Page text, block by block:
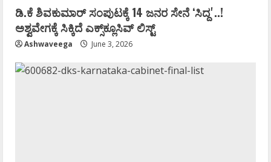
ಡಿ.ಕೆ ಶಿವಕುಮಾರ್‌ ಸಂಪುಟಕ್ಕೆ 14 ಜನರ ಸೇನೆ ʻಸಿದ್ದʼ..!
ಅಶ್ವವೇಗಕ್ಕೆ ಸಿಕ್ಕಿದೆ ಎಕ್ಸ್‌ಕ್ಲೂಸಿವ್‌ ಲಿಸ್ಟ್‌
Ashwaveega June 3, 2026